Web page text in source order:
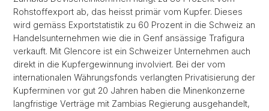
Rohstoffexport ab, das heisst primär vom Kupfer. Dieses
wird gemäss Exportstatistik zu 60 Prozent in die Schweiz an
Handelsunternehmen wie die in Genf ansässige Trafigura
verkauft. Mit Glencore ist ein Schweizer Unternehmen auch
direkt in die Kupfergewinnung involviert. Bei der vom
internationalen Währungsfonds verlangten Privatisierung der
Kupferminen vor gut 20 Jahren haben die Minenkonzerne
langfristige Verträge mit Zambias Regierung ausgehandelt,